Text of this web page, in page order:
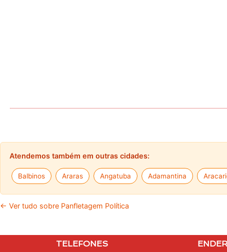
Atendemos também em outras cidades:
Balbinos Araras Angatuba Adamantina
← Ver tudo sobre Panfletagem Política
TELEFONES